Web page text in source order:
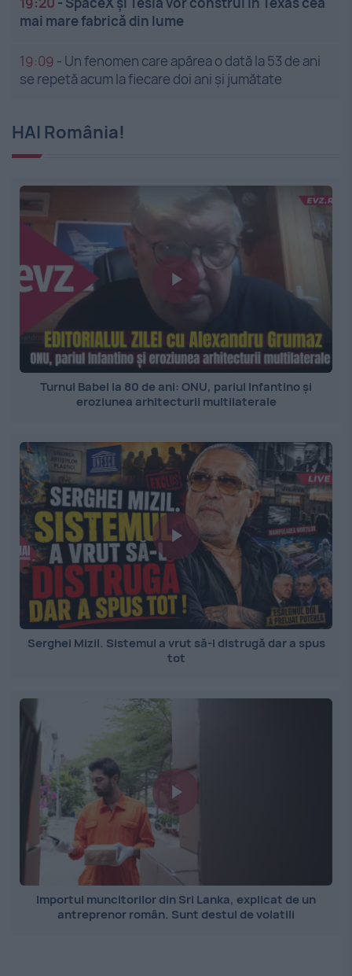
mai mare fabrică din lume
19:09 - Un fenomen care apărea o dată la 53 de ani
se repetă acum la fiecare doi ani și jumătate
HAI România!
Turnul Babel la 80 de ani: ONU, pariul Infantino și
eroziunea arhitecturii multilaterale
Serghei Mizil. Sistemul a vrut să-l distrugă dar a spus
tot
Importul muncitorilor din Sri Lanka, explicat de un
antreprenor român. Sunt destul de volatili